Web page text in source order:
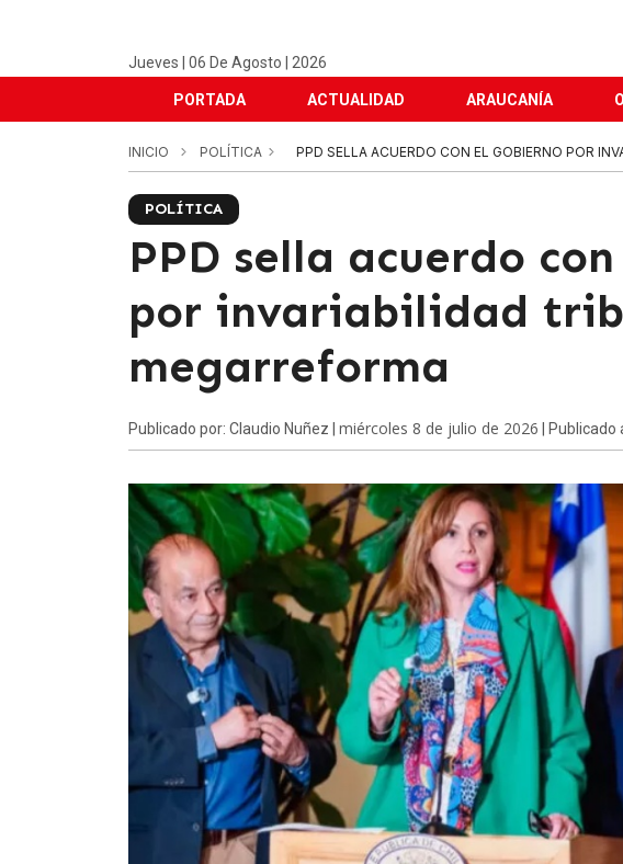
Jueves | 06 De Agosto | 2026
PORTADA ACTUALIDAD ARAUCANÍA
INICIO POLÍTICA PPD SELLA ACUERDO CON EL GOBIERNO POR
POLÍTICA
PPD sella acuerdo
por invariabilidad
megarreforma
Publicado por: Claudio Nuñez | miércoles 8 de julio de 2026 | Publicado